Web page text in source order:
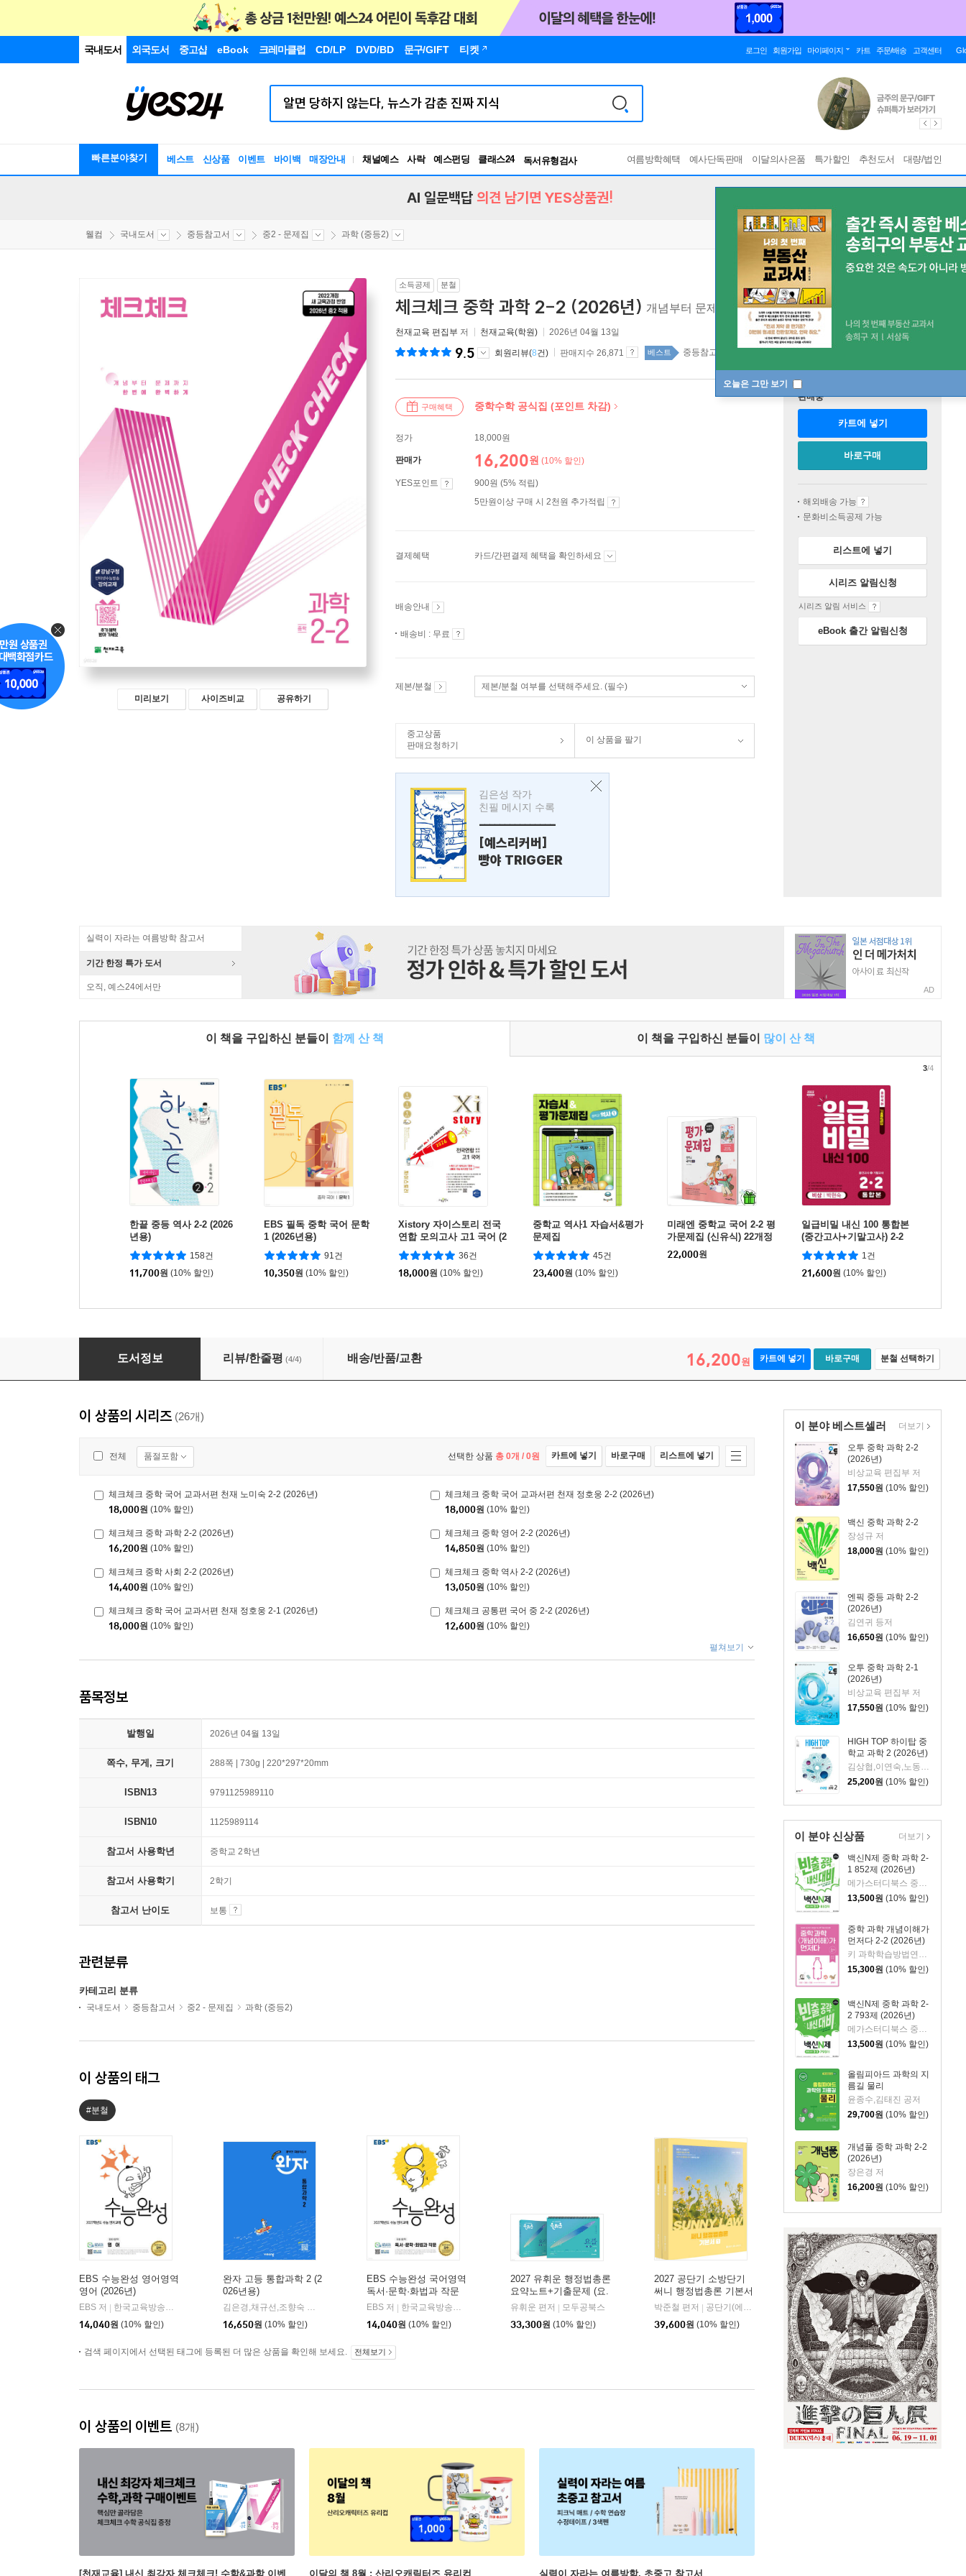
국내도서 외국도서 중고샵 eBook 크레마클럽 CD/LP DVD/BD 문구/GIFT 티켓 로그인 회원가입 마이페이지 카트 주문/배송 고객센터
빠른분야찾기 베스트 신상품 이벤트 바이백 매장안내 채널예스 사락 예스펀딩 클래스24
독서유형검사
RBTI Lab
여름방학혜택 예사단독판매 이달의사은품 특가할인 추천도서 대량/법인
오늘은 그만 보기
AI 일문백답 의견 남기면 YES상품권!
웰컴 국내도서 중등참고서 중2 - 문제집 과학 (중등2)
미리보기 사이즈비교 공유하기
소득공제 분철
체크체크 중학 과학 2-2 (2026년) 개념부터 문제까지 한번에 완벽하게[ 2022 개정 교육과정 반영 ]
천재교육 편집부 저 천재교육(학원) 2026년 04월 13일
9.5 회원리뷰(8건) 판매지수 26,871 베스트 중등참고서 91위
구매혜택 중학수학 공식집 (포인트 차감)
정가 18,000원
판매가 16,200원 (10% 할인)
YES포인트
900원 (5% 적립)
5만원이상 구매 시 2천원 추가적립
결제혜택 카드/간편결제 혜택을 확인하세요
배송안내
배송비 : 무료
제본/분철 제본/분철 여부를 선택해주세요. (필수)
중고상품
판매요청하기
이 상품을 팔기
김은성 작가
친필 메시지 수록
---------------
[예스리커버]
빵야 TRIGGER
판매중
카트에 넣기
바로구매
해외배송 가능
문화비소득공제 가능
리스트에 넣기
시리즈 알림신청
시리즈 알림 서비스
eBook 출간 알림신청
실력이 자라는 여름방학 참고서
기간 한정 특가 도서
오직, 예스24에서만 AD
이 책을 구입하신 분들이 함께 산 책 이 책을 구입하신 분들이 많이 산 책
한끝 중등 역사 2-2 (2026
년용)
158건
11,700원 (10% 할인)
EBS 필독 중학 국어 문학
1 (2026년용)
91건
10,350원 (10% 할인)
Xistory 자이스토리 전국
연합 모의고사 고1 국어 (2
026년)
36건
18,000원 (10% 할인)
중학교 역사1 자습서&평가
문제집
45건
23,400원 (10% 할인)
미래엔 중학교 국어 2-2 평
가문제집 (신유식) 22개정
22,000원
일급비밀 내신 100 통합본
(중간고사+기말고사) 2-2
비상 박현숙 (2026년)
1건
21,600원 (10% 할인)
3/4
체크체크 중학 과학 2-2 (2026년)
도서정보 리뷰/한줄평 (4/4) 배송/반품/교환 16,200원 카트에 넣기 바로구매 분철 선택하기
이 분야 베스트셀러
오투 중학 과학 2-2
(2026년)
비상교육 편집부 저
17,550원 (10% 할인)
백신 중학 과학 2-2
장성규 저
18,000원 (10% 할인)
엔픽 중등 과학 2-2
(2026년)
김연귀 등저
16,650원 (10% 할인)
오투 중학 과학 2-1
(2026년)
비상교육 편집부 저
17,550원 (10% 할인)
HIGH TOP 하이탑 중
학교 과학 2 (2026년)
김상협,이연숙,노동규,고성영,배미정,조현태 저
25,200원 (10% 할인)
더보기
이 분야 신상품
백신N제 중학 과학 2-
1 852제 (2026년)
메가스터디북스 중학 과학 연구회 저
13,500원 (10% 할인)
중학 과학 개념이해가
먼저다 2-2 (2026년)
키 과학학습방법연구소 저/이다영 그림
15,300원 (10% 할인)
백신N제 중학 과학 2-
2 793제 (2026년)
메가스터디북스 중학 과학 연구회 저
13,500원 (10% 할인)
올림피아드 과학의 지
름길 물리
윤종수,김태진 공저
29,700원 (10% 할인)
개념풀 중학 과학 2-2
(2026년)
장은경 저
16,200원 (10% 할인)
더보기
이 상품의 시리즈 (26개)
전체 품절포함 선택한 상품 총 0개 / 0원 카트에 넣기 바로구매 리스트에 넣기
체크체크 중학 국어 교과서편 천재 노미숙 2-2 (2026년)
18,000원 (10% 할인)
체크체크 중학 국어 교과서편 천재 정호웅 2-2 (2026년)
18,000원 (10% 할인)
체크체크 중학 과학 2-2 (2026년)
16,200원 (10% 할인)
체크체크 중학 영어 2-2 (2026년)
14,850원 (10% 할인)
체크체크 중학 사회 2-2 (2026년)
14,400원 (10% 할인)
체크체크 중학 역사 2-2 (2026년)
13,050원 (10% 할인)
체크체크 중학 국어 교과서편 천재 정호웅 2-1 (2026년)
18,000원 (10% 할인)
체크체크 공통편 국어 중 2-2 (2026년)
12,600원 (10% 할인)
펼쳐보기
품목정보
발행일 2026년 04월 13일
쪽수, 무게, 크기 288쪽 | 730g | 220*297*20mm
ISBN13 9791125989110
ISBN10 1125989114
참고서 사용학년 중학교 2학년
참고서 사용학기 2학기
참고서 난이도 보통
관련분류
카테고리 분류
국내도서 중등참고서 중2 - 문제집 과학 (중등2)
이 상품의 태그
#분철
EBS 수능완성 영어영역
영어 (2026년)
EBS 저
한국교육방송공사
14,040원 (10% 할인)
완자 고등 통합과학 2 (2
026년용)
김은경,채규선,조향숙 등저
16,650원 (10% 할인)
EBS 수능완성 국어영역
독서·문학·화법과 작문
(2026년)
EBS 저
한국교육방송공사
14,040원 (10% 할인)
2027 유휘운 행정법총론
요약노트+기출문제 (요.
플.)
유휘운 편저
모두공북스
33,300원 (10% 할인)
2027 공단기 소방단기
써니 행정법총론 기본서
박준철 편저
공단기(에스티유니타스)
39,600원 (10% 할인)
검색 페이지에서 선택된 태그에 등록된 더 많은 상품을 확인해 보세요. 전체보기
이 상품의 이벤트 (8개)
[천재교육] 내신 최강자 체크체크! 수학&과학 이벤 이달의 책 8월 : 산리오캐릭터즈 유리컵 실력이 자라는 여름방학, 초중고 참고서